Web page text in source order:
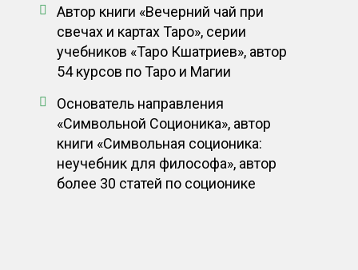
Автор книги «Вечерний чай при
свечах и картах Таро», серии
учебников «Таро Кшатриев», автор
54 курсов по Таро и Магии
Основатель направления
«Символьной Соционика», автор
книги «Символьная соционика:
неучебник для философа», автор
более 30 статей по соционике